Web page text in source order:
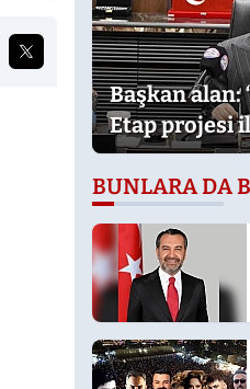
Başkan alan:
Etap projesi
gücü daha
BUNLARA DA